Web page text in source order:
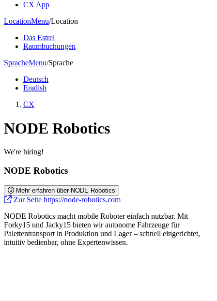
CX App
LocationMenu/Location
Das Estrel
Raumbuchungen
SpracheMenu/Sprache
Deutsch
English
CX
NODE Robotics
We're hiring!
NODE Robotics
Mehr erfahren über NODE Robotics
Zur Seite https://node-robotics.com
NODE Robotics macht mobile Roboter einfach nutzbar. Mit
Forky15 und Jacky15 bieten wir autonome Fahrzeuge für
Palettentransport in Produktion und Lager – schnell eingerichtet,
intuitiv bedienbar, ohne Expertenwissen.